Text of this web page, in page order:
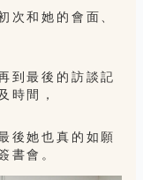
次和她的會面、
到最後的訪談記
時間，
後她也真的如願
書會。